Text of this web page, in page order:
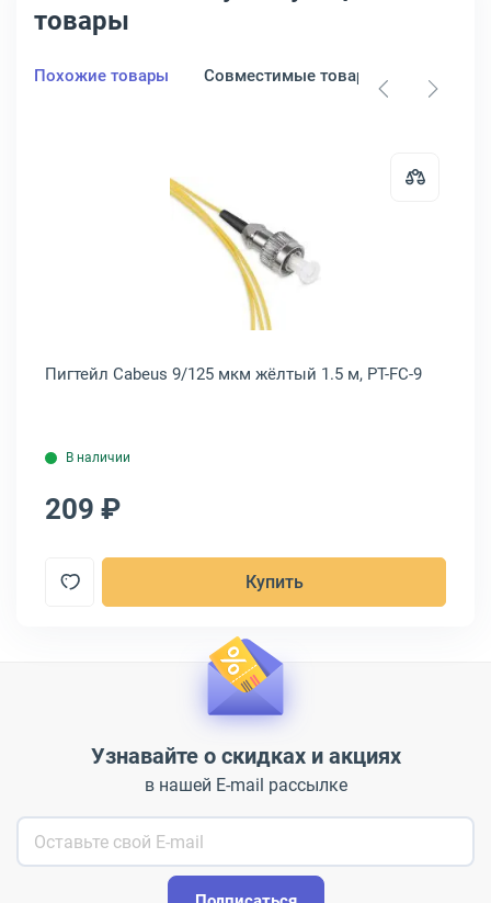
товары
Похожие товары Совместимые товары
LANMASTER FTP кат. 6 серый 0.5 м, с заливными колпачками,
Открыть товар: Пигтейл Cabeus
Пигтейл Cabeus 9/125 мкм жёлтый 1.5 м, PT-FC-9
В наличии
209 ₽
Купить
Узнавайте о скидках и акциях
в нашей E-mail рассылке